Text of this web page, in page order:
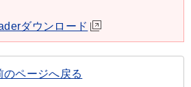
ダウンロード
のページへ戻る